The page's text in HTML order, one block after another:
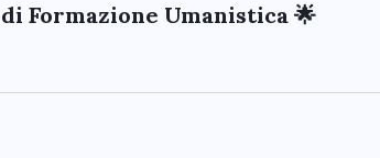
Formazione Umanistica 🌟